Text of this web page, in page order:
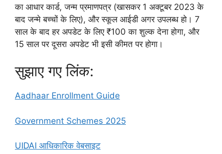
का आधार कार्ड, जन्म प्रमाणपत्र (खासकर 1 अक्टूबर 2023 के
बाद जन्मे बच्चों के लिए), और स्कूल आईडी अगर उपलब्ध हो। 7
साल के बाद हर अपडेट के लिए ₹100 का शुल्क देना होगा, और
15 साल पर दूसरा अपडेट भी इसी कीमत पर होगा।
सुझाए गए लिंक:
Aadhaar Enrollment Guide
Government Schemes 2025
UIDAI आधिकारिक वेबसाइट